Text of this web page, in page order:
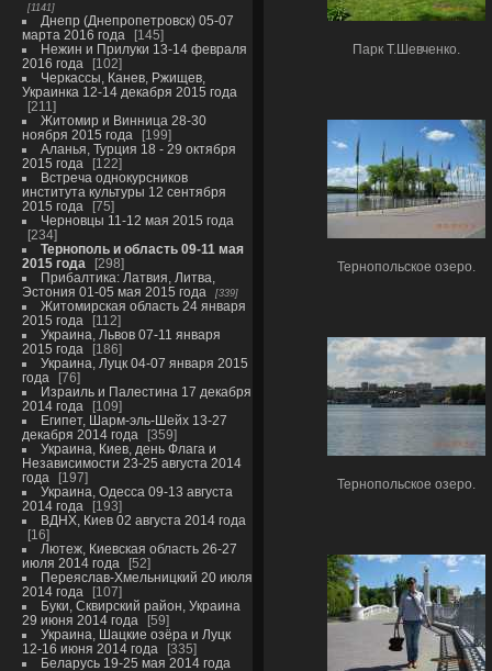
1141
Днепр (Днепропетровск) 05-07
марта 2016 года
145
Нежин и Прилуки 13-14 февраля
2016 года
102
Черкассы, Канев, Ржищев,
Украинка 12-14 декабря 2015 года
211
Житомир и Винница 28-30
ноября 2015 года
199
Аланья, Турция 18 - 29 октября
2015 года
122
Встреча однокурсников
института культуры 12 сентября
2015 года
75
Черновцы 11-12 мая 2015 года
234
Тернополь и область 09-11 мая
2015 года
298
Прибалтика: Латвия, Литва,
Эстония 01-05 мая 2015 года
339
Житомирская область 24 января
2015 года
112
Украина, Львов 07-11 января
2015 года
186
Украина, Луцк 04-07 января 2015
года
76
Израиль и Палестина 17 декабря
2014 года
109
Египет, Шарм-эль-Шейх 13-27
декабря 2014 года
359
Украина, Киев, день Флага и
Независимости 23-25 августа 2014
года
197
Украина, Одесса 09-13 августа
2014 года
193
ВДНХ, Киев 02 августа 2014 года
16
Лютеж, Киевская область 26-27
июля 2014 года
52
Переяслав-Хмельницкий 20 июля
2014 года
107
Буки, Сквирский район, Украина
29 июня 2014 года
59
Украина, Шацкие озёра и Луцк
12-16 июня 2014 года
335
Беларусь 19-25 мая 2014 года
Парк Т.Шевченко.
Тернопольское озеро.
Тернопольское озеро.